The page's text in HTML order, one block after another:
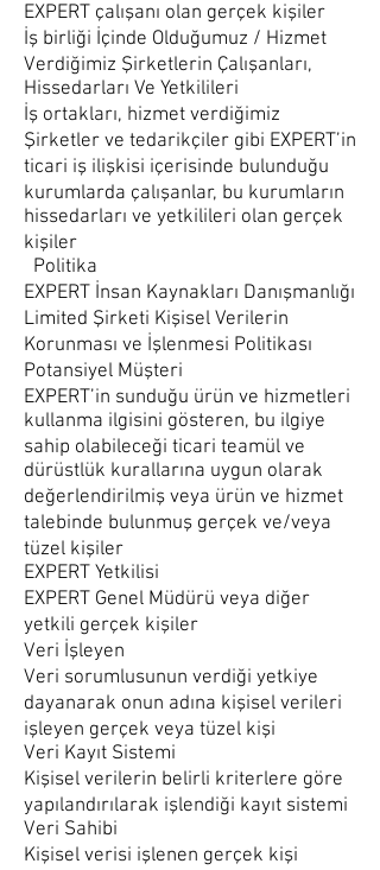
EXPERT çalışanı olan gerçek kişiler
İş birliği İçinde Olduğumuz / Hizmet
Verdiğimiz Şirketlerin Çalışanları,
Hissedarları Ve Yetkilileri
İş ortakları, hizmet verdiğimiz
Şirketler ve tedarikçiler gibi EXPERT’in
ticari iş ilişkisi içerisinde bulunduğu
kurumlarda çalışanlar, bu kurumların
hissedarları ve yetkilileri olan gerçek
kişiler
Politika
EXPERT İnsan Kaynakları Danışmanlığı
Limited Şirketi Kişisel Verilerin
Korunması ve İşlenmesi Politikası
Potansiyel Müşteri
EXPERT’in sunduğu ürün ve hizmetleri
kullanma ilgisini gösteren, bu ilgiye
sahip olabileceği ticari teamül ve
dürüstlük kurallarına uygun olarak
değerlendirilmiş veya ürün ve hizmet
talebinde bulunmuş gerçek ve/veya
tüzel kişiler
EXPERT Yetkilisi
EXPERT Genel Müdürü veya diğer
yetkili gerçek kişiler
Veri İşleyen
Veri sorumlusunun verdiği yetkiye
dayanarak onun adına kişisel verileri
işleyen gerçek veya tüzel kişi
Veri Kayıt Sistemi
Kişisel verilerin belirli kriterlere göre
yapılandırılarak işlendiği kayıt sistemi
Veri Sahibi
Kişisel verisi işlenen gerçek kişi